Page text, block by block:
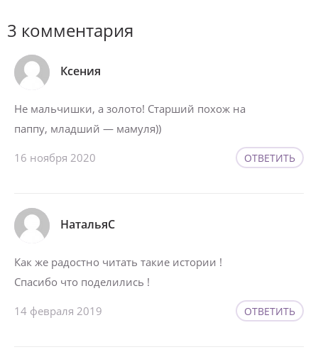
3 комментария
Ксения
Не мальчишки, а золото! Старший похож на
паппу, младший — мамуля))
16 ноября 2020 ОТВЕТИТЬ
НатальяС
Как же радостно читать такие истории !
Спасибо что поделились !
14 февраля 2019 ОТВЕТИТЬ